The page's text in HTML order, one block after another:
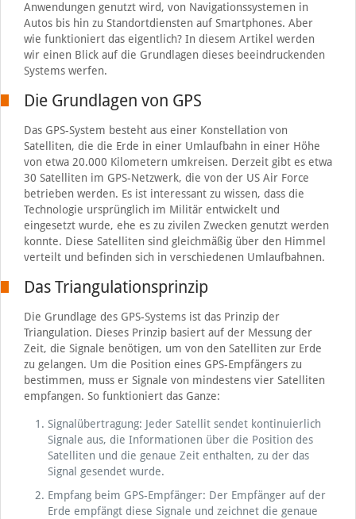
Anwendungen genutzt wird, von Navigationssystemen in
Autos bis hin zu Standortdiensten auf Smartphones. Aber
wie funktioniert das eigentlich? In diesem Artikel werden
wir einen Blick auf die Grundlagen dieses beeindruckenden
Systems werfen.
Die Grundlagen von GPS
Das GPS-System besteht aus einer Konstellation von
Satelliten, die die Erde in einer Umlaufbahn in einer Höhe
von etwa 20.000 Kilometern umkreisen. Derzeit gibt es etwa
30 Satelliten im GPS-Netzwerk, die von der US Air Force
betrieben werden. Es ist interessant zu wissen, dass die
Technologie ursprünglich im Militär entwickelt und
eingesetzt wurde, ehe es zu zivilen Zwecken genutzt werden
konnte. Diese Satelliten sind gleichmäßig über den Himmel
verteilt und befinden sich in verschiedenen Umlaufbahnen.
Das Triangulationsprinzip
Die Grundlage des GPS-Systems ist das Prinzip der
Triangulation. Dieses Prinzip basiert auf der Messung der
Zeit, die Signale benötigen, um von den Satelliten zur Erde
zu gelangen. Um die Position eines GPS-Empfängers zu
bestimmen, muss er Signale von mindestens vier Satelliten
empfangen. So funktioniert das Ganze:
Signalübertragung: Jeder Satellit sendet kontinuierlich
Signale aus, die Informationen über die Position des
Satelliten und die genaue Zeit enthalten, zu der das
Signal gesendet wurde.
Empfang beim GPS-Empfänger: Der Empfänger auf der
Erde empfängt diese Signale und zeichnet die genaue